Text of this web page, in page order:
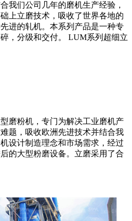
我们公司几年的磨机生产经验，
上立磨技术，吸收了世界各地的
进的轧机。本系列产品是一种专
，分级和交付。 LUM系列超细立
磨粉机，专门为解决工业磨机产
题，吸收欧洲先进技术并结合我
设计制造理念和市场需求，经过
的大型粉磨设备。立磨采用了合